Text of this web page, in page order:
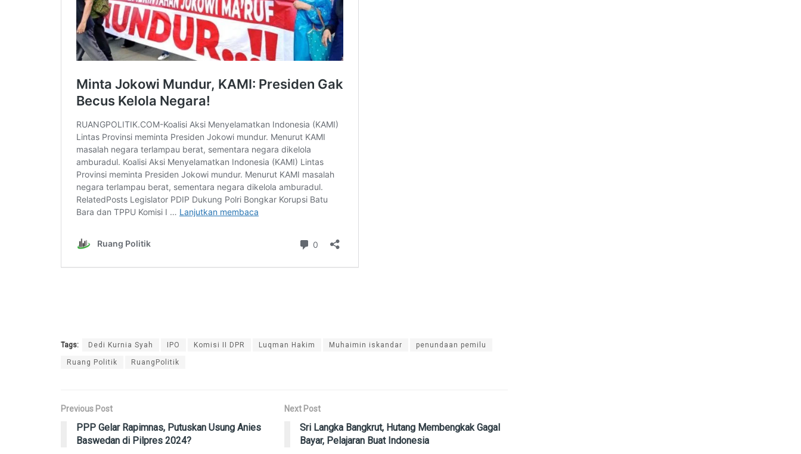
Tags: Dedi Kurnia Syah IPO Komisi II DPR Luqman Hakim Muhaimin iskandar penundaan pemilu
Ruang Politik RuangPolitik
Previous Post
PPP Gelar Rapimnas, Putuskan Usung Anies
Baswedan di Pilpres 2024?
Next Post
Sri Langka Bangkrut, Hutang Membengkak Gagal
Bayar, Pelajaran Buat Indonesia